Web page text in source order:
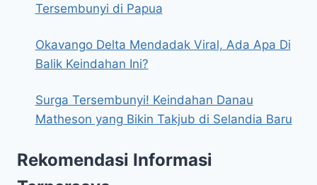
Tersembunyi di Papua
Okavango Delta Mendadak Viral, Ada Apa Di
Balik Keindahan Ini?
Surga Tersembunyi! Keindahan Danau
Matheson yang Bikin Takjub di Selandia Baru
Rekomendasi Informasi